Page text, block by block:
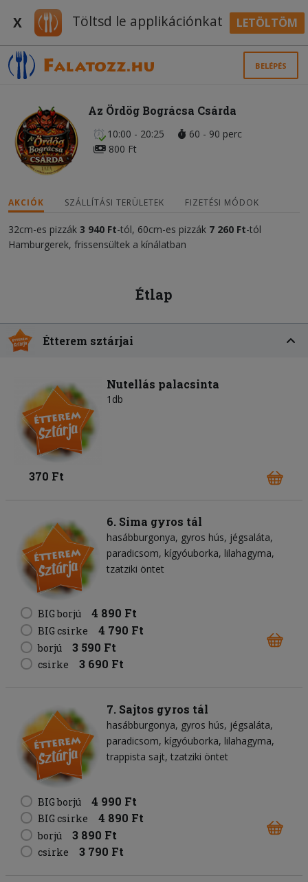
X Töltsd le applikációnkat LETÖLTÖM
BELÉPÉS
Az Ördög Bográcsa Csárda
10:00 - 20:25
60 - 90 perc
800 Ft
AKCIÓK SZÁLLÍTÁSI TERÜLETEK FIZETÉSI MÓDOK
32cm-es pizzák 3 940 Ft-tól, 60cm-es pizzák 7 260 Ft-tól
Hamburgerek, frissensültek a kínálatban
Étlap
Étterem sztárjai
Nutellás palacsinta
1db
370 Ft
6. Sima gyros tál
hasábburgonya gyros hús jégsaláta
paradicsom kígyóuborka lilahagyma
tzatziki öntet
BIG borjú 4 890 Ft
BIG csirke 4 790 Ft
borjú 3 590 Ft
csirke 3 690 Ft
7. Sajtos gyros tál
hasábburgonya gyros hús jégsaláta
paradicsom kígyóuborka lilahagyma
trappista sajt tzatziki öntet
BIG borjú 4 990 Ft
BIG csirke 4 890 Ft
borjú 3 890 Ft
csirke 3 790 Ft